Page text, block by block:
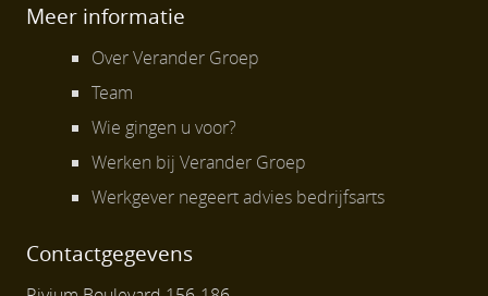
Meer informatie
Over Verander Groep
Team
Wie gingen u voor?
Werken bij Verander Groep
Werkgever negeert advies bedrijfsarts
Contactgegevens